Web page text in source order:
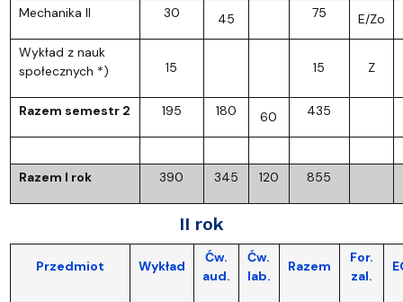
Mechanika II 30 45 75 E/Zo
Wykład z nauk
społecznych *)
15 15 Z
Razem semestr 2 195 180 60 435
Razem I rok 390 345 120 855
II rok
Przedmiot Wykład
Ćw.
aud.
Ćw.
lab.
Razem
For.
zal.